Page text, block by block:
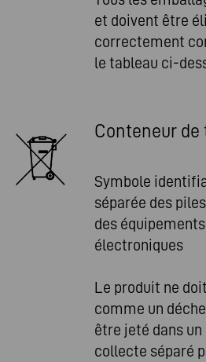
et doivent être
correctement
le tableau ci-
Conteneur de
Symbole
séparée des
des
électroniques
Le produit ne
comme un
être jeté dans
collecte séparé